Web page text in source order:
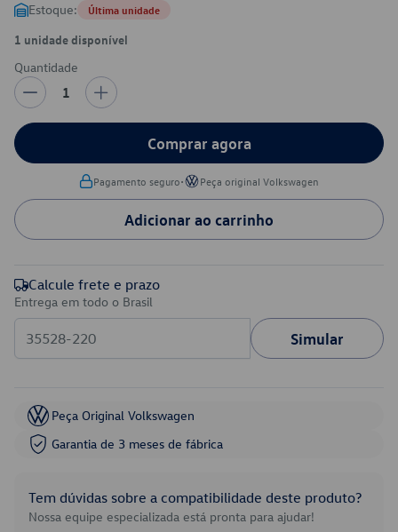
Estoque: Última unidade
1 unidade disponível
Quantidade
1
Comprar agora
Pagamento seguro• Peça original Volkswagen
Adicionar ao carrinho
Calcule frete e prazo
Entrega em todo o Brasil
Simular
Peça Original Volkswagen
Garantia de 3 meses de fábrica
Tem dúvidas sobre a compatibilidade deste produto?
Nossa equipe especializada está pronta para ajudar!